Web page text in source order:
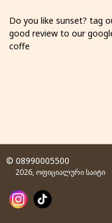
Do you like sunset? tag
good review to our
coffe
© 08990005500
2026, ოფიციალური საიტი